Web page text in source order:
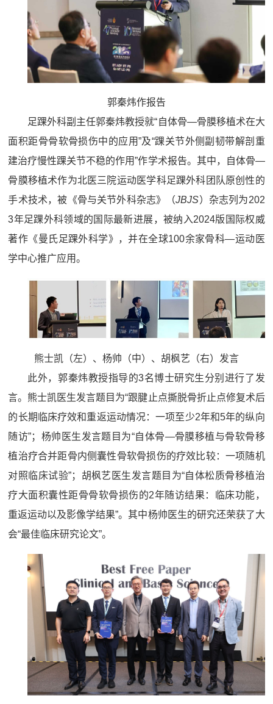
郭秦炜作报告
足踝外科副主任郭秦炜教授就“自体骨—骨膜移植术在大
面积距骨骨软骨损伤中的应用”及“踝关节外侧副韧带解剖重
建治疗慢性踝关节不稳的作用”作学术报告。其中，自体骨—
骨膜移植术作为北医三院运动医学科足踝外科团队原创性的
手术技术，被《骨与关节外科杂志》（JBJS）杂志列为202
3年足踝外科领域的国际最新进展，被纳入2024版国际权威
著作《曼氏足踝外科学》，并在全球100余家骨科—运动医
学中心推广应用。
熊士凯（左）、 杨帅（中）、 胡枫艺（右）发言
此外，郭秦炜教授指导的3名博士研究生分别进行了发
言。熊士凯医生发言题目为“跟腱止点撕脱骨折止点修复术后
的长期临床疗效和重返运动情况：一项至少2年和5年的纵向
随访”；杨帅医生发言题目为“自体骨—骨膜移植与骨软骨移
植治疗合并距骨内侧囊性骨软骨损伤的疗效比较：一项随机
对照临床试验”；胡枫艺医生发言题目为“自体松质骨移植治
疗大面积囊性距骨骨软骨损伤的2年随访结果：临床功能，
重返运动以及影像学结果”。其中杨帅医生的研究还荣获了大
会“最佳临床研究论文”。